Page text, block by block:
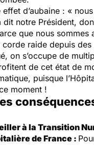
d’aubaine : «
dit notre Président,
que nous sommes
raide depuis des
on s’occupe de
de cet état de
puisque
moment !
à la Transition
de France :